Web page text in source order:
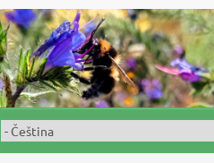
o
c
o
n
t
e
n